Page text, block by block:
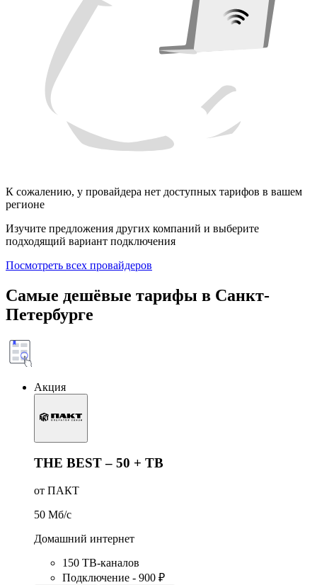
К сожалению, у провайдера нет доступных тарифов в вашем
регионе
Изучите предложения других компаний и выберите
подходящий вариант подключения
Посмотреть всех провайдеров
Самые дешёвые тарифы в Санкт-
Петербурге
Акция
THE BEST – 50 + ТВ
от ПАКТ
50 Мб/c
Домашний интернет
150 ТВ-каналов
Подключение - 900 ₽